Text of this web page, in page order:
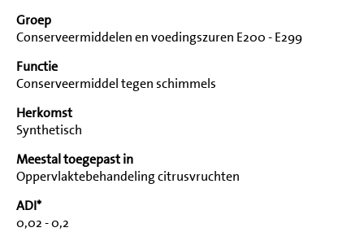
Groep
Conserveermiddelen en voedingszuren E200 - E299
Functie
Conserveermiddel tegen schimmels
Herkomst
Synthetisch
Meestal toegepast in
Oppervlaktebehandeling citrusvruchten
ADI*
0,02 - 0,2